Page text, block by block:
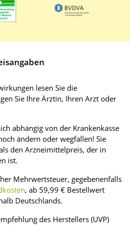
lesen Sie die
Sie Ihre Ärztin, Ihren Arzt oder
abhängig von der Krankenkasse
ändern oder wegfallen! Sie
den Arzneimittelpreis, der in
ist.
Mehrwertsteuer, gegebenenfalls
, ab 59,99 € Bestellwert
Deutschlands.
des Herstellers (UVP)